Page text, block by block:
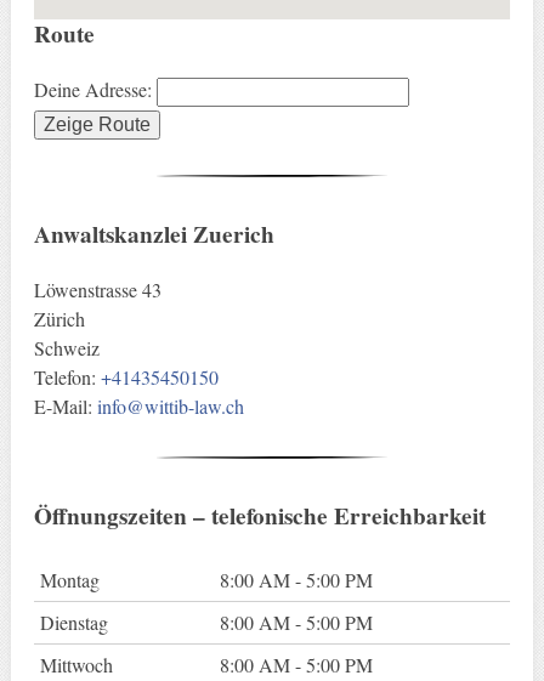
Route
Deine Adresse:
Anwaltskanzlei Zuerich
Löwenstrasse 43
Zürich
Schweiz
Telefon: +41435450150
E-Mail: info@wittib-law.ch
Öffnungszeiten – telefonische Erreichbarkeit
Montag
8:00 AM - 5:00 PM
Dienstag
8:00 AM - 5:00 PM
Mittwoch
8:00 AM - 5:00 PM